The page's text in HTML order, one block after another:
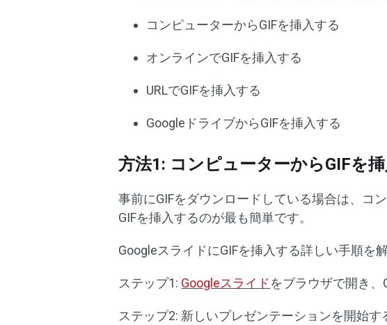
コンピューターからGIFを挿入する
オンラインでGIFを挿入する
URLでGIFを挿入する
GoogleドライブからGIFを挿入する
方法1: コンピューターからGIFを
事前にGIFをダウンロードしている場合は、コ
GIFを挿入するのが最も簡単です。
GoogleスライドにGIFを挿入する詳しい手順を
ステップ1: Googleスライドをブラウザで開き、
ステップ2: 新しいプレゼンテーションを開始す